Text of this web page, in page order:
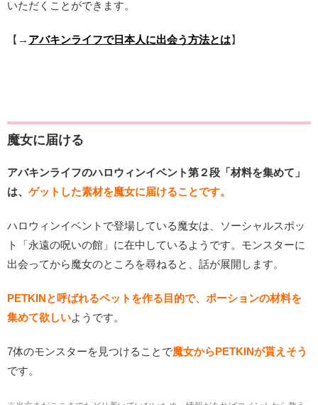
いただくことができます。
【→ アバキンライフで日本人に出会う方法とは】
魔女に届ける
アバキンライフのハロウィンイベント第２段「材料を集めて」
は、 ゲットした素材を魔女に届けることです。
ハロウィンイベントで登場している魔女は、ソーシャルスポッ
ト「永遠の呪いの館」に在中しているようです。モンスターに
出会ってから魔女のところを尋ねると、話が展開します。
PETKINと呼ばれるペットを作る目的で、ポーションの材料を
集めて欲しいようです。
7体のモンスターを見つけることで魔女からPETKINが貰えそう
です。